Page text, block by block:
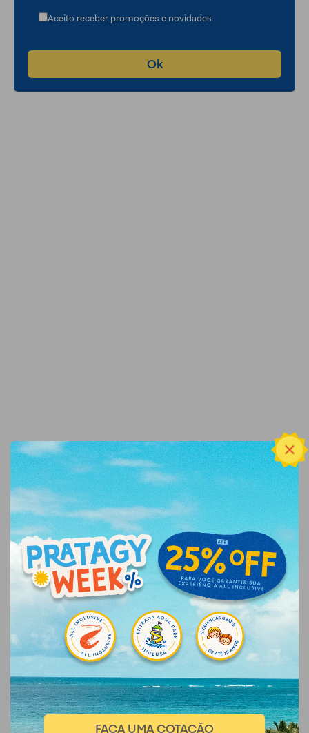
Aceito receber promoções e novidades
FAÇA UMA COTAÇÃO